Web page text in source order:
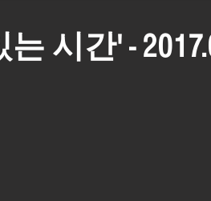
시간' -